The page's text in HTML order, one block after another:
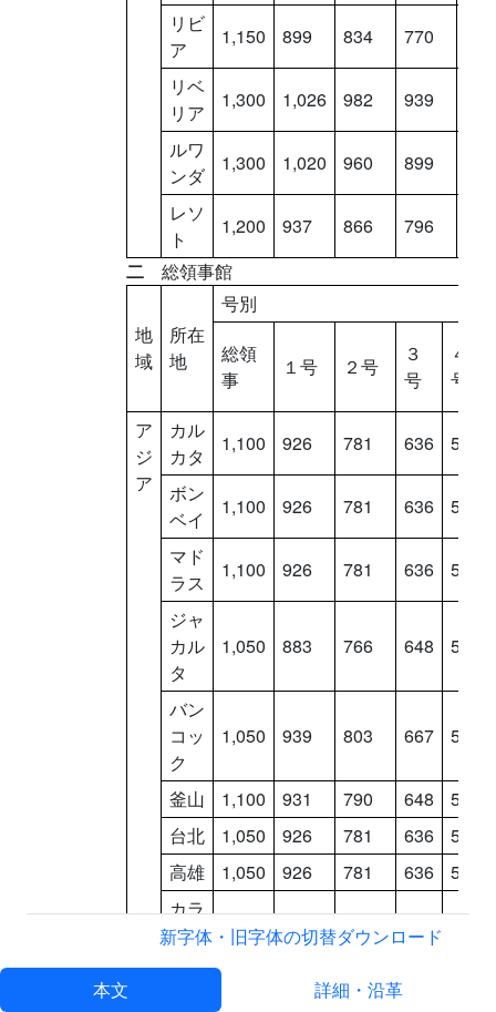
リビ
ア
1,150 899 834 770
リベ
リア
1,300 1,026 982 939
ルワ
ンダ
1,300 1,020 960 899
レソ
ト
1,200 937 866 796
二 総領事館
地
域
所在
地
号別
総領
事
１号 ２号
３
号
４
号
ア
ジ
ア
カル
カタ
1,100 926 781 636
538
ボン
ベイ
1,100 926 781 636
538
マド
ラス
1,100 926 781 636
538
ジャ
カル
タ
1,050 883 766 648 549
バン
コッ
ク
1,050 939 803 667 565
釜山 1,100 931 790 648
549
台北
1,050 926 781 636
538
高雄
1,050 926 781 636
538
カラ
チ
1,100 859 754 648
549
ダッ
821
新字体・旧字体の切替ダウンロード
本文 詳細・沿革